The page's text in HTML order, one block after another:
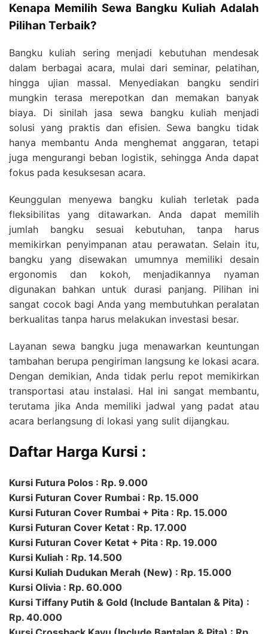
Kenapa Memilih Sewa Bangku Kuliah Adalah
Pilihan Terbaik?
Bangku kuliah sering menjadi kebutuhan mendesak
dalam berbagai acara, mulai dari seminar, pelatihan,
hingga ujian massal. Menyediakan bangku sendiri
mungkin terasa merepotkan dan memakan banyak
biaya. Di sinilah jasa sewa bangku kuliah menjadi
solusi yang praktis dan efisien. Sewa bangku tidak
hanya membantu Anda menghemat anggaran, tetapi
juga mengurangi beban logistik, sehingga Anda dapat
fokus pada kesuksesan acara.
Keunggulan menyewa bangku kuliah terletak pada
fleksibilitas yang ditawarkan. Anda dapat memilih
jumlah bangku sesuai kebutuhan, tanpa harus
memikirkan penyimpanan atau perawatan. Selain itu,
bangku yang disewakan umumnya memiliki desain
ergonomis dan kokoh, menjadikannya nyaman
digunakan bahkan untuk durasi panjang. Pilihan ini
sangat cocok bagi Anda yang membutuhkan peralatan
berkualitas tanpa harus melakukan investasi besar.
Layanan sewa bangku juga menawarkan keuntungan
tambahan berupa pengiriman langsung ke lokasi acara.
Dengan demikian, Anda tidak perlu repot memikirkan
transportasi atau instalasi. Hal ini sangat membantu,
terutama jika Anda memiliki jadwal yang padat atau
acara berlangsung di lokasi yang sulit dijangkau.
Daftar Harga Kursi :
Kursi Futura Polos : Rp. 9.000
Kursi Futuran Cover Rumbai : Rp. 15.000
Kursi Futuran Cover Rumbai + Pita : Rp. 15.000
Kursi Futuran Cover Ketat : Rp. 17.000
Kursi Futuran Cover Ketat + Pita : Rp. 19.000
Kursi Kuliah : Rp. 14.500
Kursi Kuliah Dudukan Merah (New) : Rp. 15.000
Kursi Olivia : Rp. 60.000
Kursi Tiffany Putih & Gold (Include Bantalan & Pita) :
Rp. 40.000